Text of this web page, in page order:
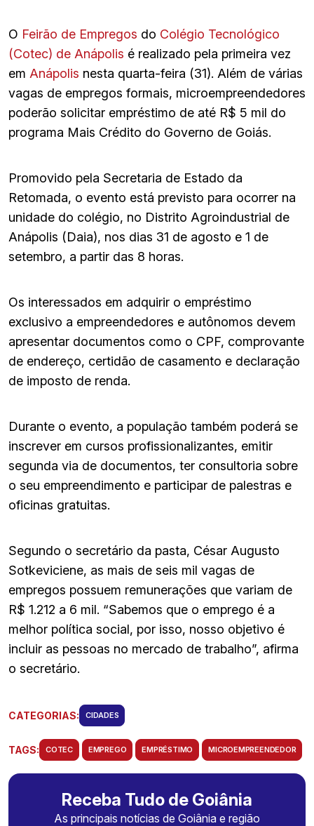
O Feirão de Empregos do Colégio Tecnológico
(Cotec) de Anápolis é realizado pela primeira vez
em Anápolis nesta quarta-feira (31). Além de várias
vagas de empregos formais, microempreendedores
poderão solicitar empréstimo de até R$ 5 mil do
programa Mais Crédito do Governo de Goiás.
Promovido pela Secretaria de Estado da
Retomada, o evento está previsto para ocorrer na
unidade do colégio, no Distrito Agroindustrial de
Anápolis (Daia), nos dias 31 de agosto e 1 de
setembro, a partir das 8 horas.
Os interessados em adquirir o empréstimo
exclusivo a empreendedores e autônomos devem
apresentar documentos como o CPF, comprovante
de endereço, certidão de casamento e declaração
de imposto de renda.
Durante o evento, a população também poderá se
inscrever em cursos profissionalizantes, emitir
segunda via de documentos, ter consultoria sobre
o seu empreendimento e participar de palestras e
oficinas gratuitas.
Segundo o secretário da pasta, César Augusto
Sotkeviciene, as mais de seis mil vagas de
empregos possuem remunerações que variam de
R$ 1.212 a 6 mil. “Sabemos que o emprego é a
melhor política social, por isso, nosso objetivo é
incluir as pessoas no mercado de trabalho”, afirma
o secretário.
CATEGORIAS: CIDADES
TAGS: COTEC EMPREGO EMPRÉSTIMO MICROEMPREENDEDOR
Receba Tudo de Goiânia
As principais notícias de Goiânia e região